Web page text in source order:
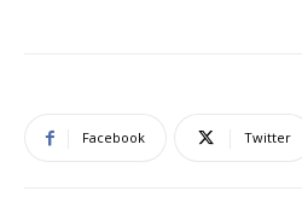
Facebook Twitter